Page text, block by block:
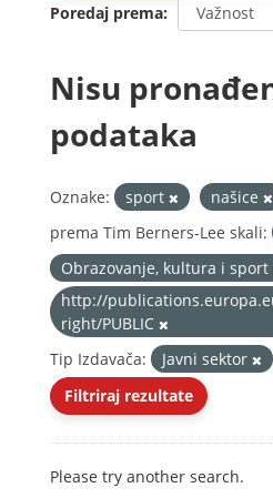
Poredaj prema
Nisu
podataka
Oznake: sport našice
prema Tim Berners-Lee skali:
Obrazovanje, kultura i sport
http://
right/PUBLIC
Tip Izdavača:
Javni sektor
Filtriraj rezultate
Please try another search.